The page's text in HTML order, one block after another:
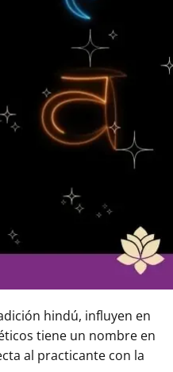
hindú, influyen en
tiene un nombre en
al practicante con la